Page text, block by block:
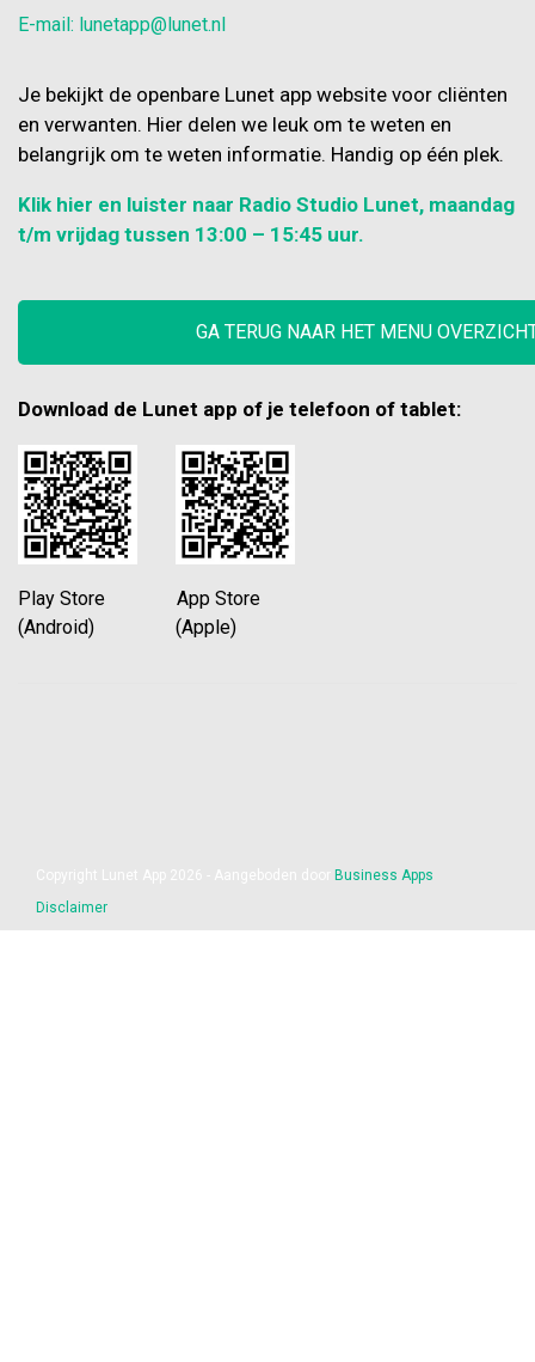
E-mail: lunetapp@lunet.nl
Je bekijkt de openbare Lunet app website voor cliënten
en verwanten. Hier delen we leuk om te weten en
belangrijk om te weten informatie. Handig op één plek.
Klik hier en luister naar Radio Studio Lunet, maandag
t/m vrijdag tussen 13:00 – 15:45 uur.
GA TERUG NAAR HET MENU
Download de Lunet app of je telefoon of tablet:
Play Store App Store
(Android) (Apple)
Business Apps
Disclaimer